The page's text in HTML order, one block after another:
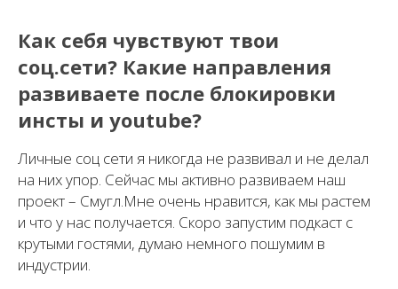
Как себя чувствуют твои
соц.сети? Какие направления
развиваете после блокировки
инсты и youtube?
Личные соц сети я никогда не развивал и не делал
на них упор. Сейчас мы активно развиваем наш
проект – Смугл.Мне очень нравится, как мы растем
и что у нас получается. Скоро запустим подкаст с
крутыми гостями, думаю немного пошумим в
индустрии.